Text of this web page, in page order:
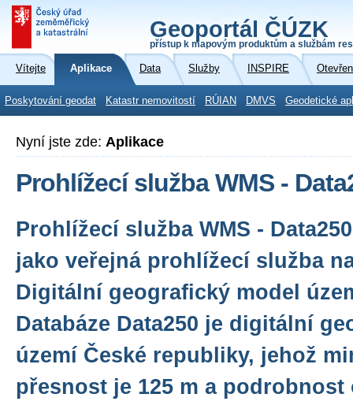
Geoportál ČÚZK
přístup k mapovým produktům a službám
Vítejte Aplikace Data Služby INSPIRE
Poskytování geodat Katastr nemovitostí RÚIAN DMVS Geodetické
Nyní jste zde: Aplikace
Prohlížecí služba WMS -
Prohlížecí služba WMS -
jako veřejná prohlížecí služba
Digitální geografický model
Databáze Data250 je digitální
území České republiky, jehož
přesnost je 125 m a